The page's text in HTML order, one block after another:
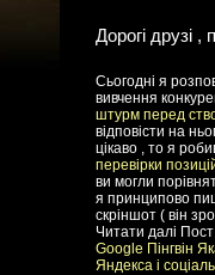
Дорогі друзі
Сьогодні я
вивчення
штурм перед
відповісти на
цікаво , то я
перевірки
ви могли
я принципово
скріншот ( він
Читати далі
Google Пінгвін
Яндекса і